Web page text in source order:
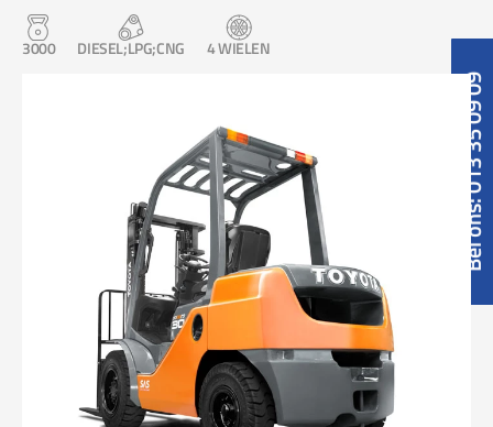
Bel ons: 013 35 09 09
3000 DIESEL;LPG;CNG 4 WIELEN